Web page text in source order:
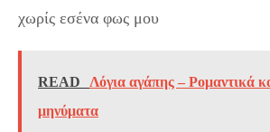
χωρίς εσένα φως μου
READ
Λόγια αγάπης – Ρομαντικά
μηνύματα